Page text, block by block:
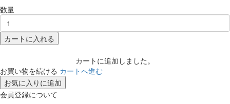
数量
カートに入れる
カートに追加しました。
お買い物を続ける カートへ進む
お気に入りに追加
会員登録について